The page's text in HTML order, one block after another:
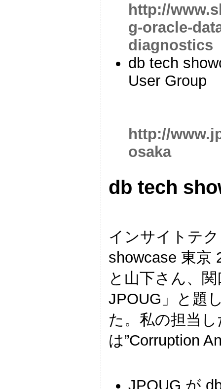
http://
g-oracle-
diagnostics
db tech
User Group
http://
osaka
db tech
インサイトテ
showcase 東京
と山下さん、
JPOUG」と題
た。私の担当
は”Corruption
JPOUG が